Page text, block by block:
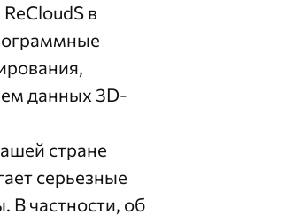
в
данных 3D-
стране
серьезные
В частности, об